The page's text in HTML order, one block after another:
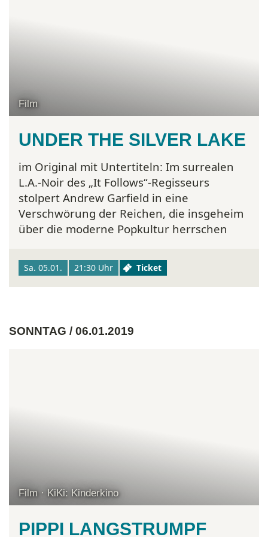
Film
UNDER THE SILVER LAKE
im Original mit Untertiteln: Im surrealen
L.A.-Noir des „It Follows“-Regisseurs
stolpert Andrew Garfield in eine
Verschwörung der Reichen, die insgeheim
über die moderne Popkultur herrschen
Sa. 05.01. 21:30 Uhr Ticket
SONNTAG / 06.01.2019
Film · KiKi: Kinderkino
PIPPI LANGSTRUMPF